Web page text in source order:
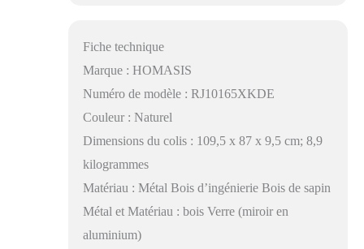
Fiche technique
Marque : HOMASIS
Numéro de modèle : RJ10165XKDE
Couleur : Naturel
Dimensions du colis : 109,5 x 87 x 9,5 cm; 8,9
kilogrammes
Matériau : Métal Bois d’ingénierie Bois de sapin
Métal et Matériau : bois Verre (miroir en
aluminium)